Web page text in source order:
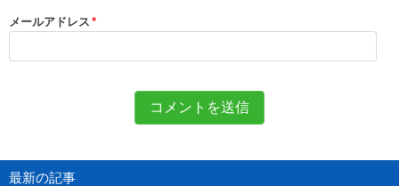
メールアドレス *
最新の記事